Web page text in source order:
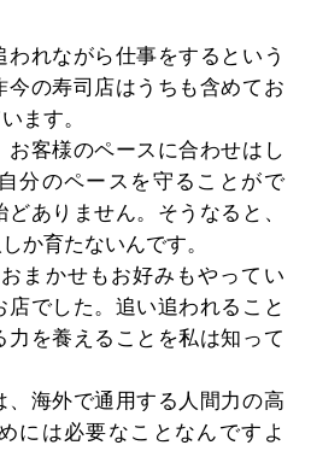
れながら仕事をするという
今の寿司店はうちも含めてお
ます。
お客様のペースに合わせはし
分のペースを守ることがで
ありません。そうなると、
か育たないんです。
まかせもお好みもやってい
でした。追い追われること
力を養えることを私は知って
、海外で通用する人間力の高
には必要なことなんですよ